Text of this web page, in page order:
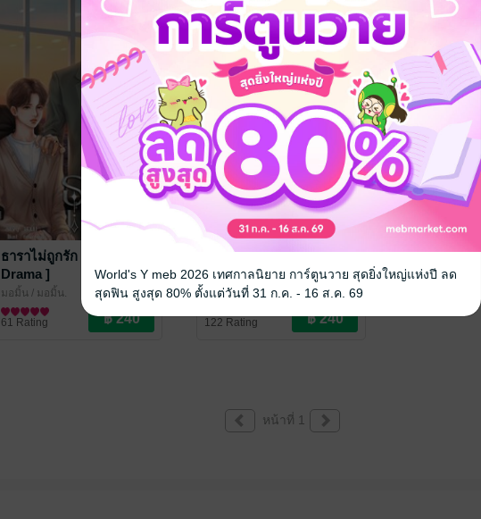
-33%
ธาราไม่ถูกรัก [ Mpreg ,
Drama ]
มอมิ้น / มอมิ้น.
นิยายวาย Boy Love / Yaoi
61 Rating
ภรรยาผู้บกพร่อง [ Mpreg ,
Drama ]
มอมิ้น/ มอมิ้น.
122 Rating
หน้าที่ 1
World's Y meb 2026 เทศกาลนิยาย การ์ตูนวาย สุดยิ่งใหญ่แห่งปี ลด
สุดฟิน สูงสุด 80% ตั้งแต่วันที่ 31 ก.ค. - 16 ส.ค. 69